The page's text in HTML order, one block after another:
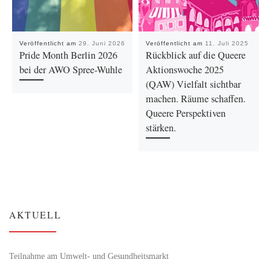
Veröffentlicht am 29. Juni 2026
Pride Month Berlin 2026
bei der AWO Spree-Wuhle
Veröffentlicht am 11. Juli 2025
Rückblick auf die Queere
Aktionswoche 2025
(QAW) Vielfalt sichtbar
machen. Räume schaffen.
Queere Perspektiven
stärken.
AKTUELL
Teilnahme am Umwelt- und Gesundheitsmarkt